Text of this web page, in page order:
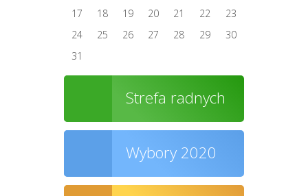
17
18 19 20 21 22
23
24
25 26 27 28 29
30
31
Strefa radnych
Wybory 2020